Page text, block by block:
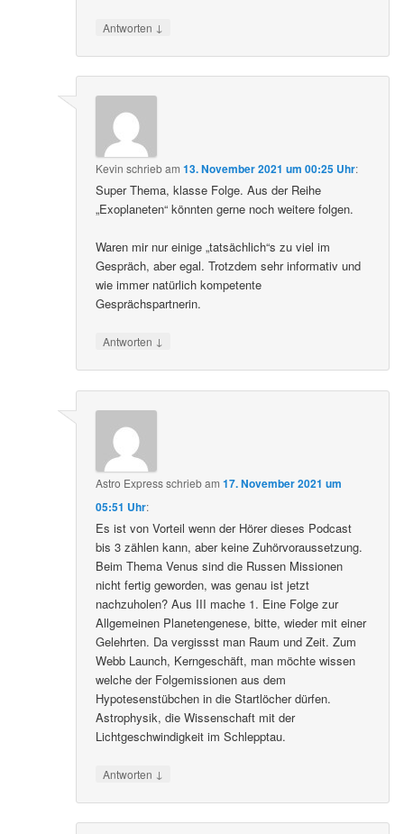
Antworten ↓
Kevin schriebam13. November 2021 um 00:25 Uhr:
Super Thema, klasse Folge. Aus der Reihe
„Exoplaneten“ könnten gerne noch weitere folgen.
Waren mir nur einige „tatsächlich“s zu viel im
Gespräch, aber egal. Trotzdem sehr informativ und
wie immer natürlich kompetente
Gesprächspartnerin.
Antworten ↓
Astro Expressschriebam17. November 2021 um
05:51 Uhr:
Es ist von Vorteil wenn der Hörer dieses Podcast
bis 3 zählen kann, aber keine Zuhörvoraussetzung.
Beim Thema Venus sind die Russen Missionen
nicht fertig geworden, was genau ist jetzt
nachzuholen? Aus III mache 1. Eine Folge zur
Allgemeinen Planetengenese, bitte, wieder mit einer
Gelehrten. Da vergissst man Raum und Zeit. Zum
Webb Launch, Kerngeschäft, man möchte wissen
welche der Folgemissionen aus dem
Hypotesenstübchen in die Startlöcher dürfen.
Astrophysik, die Wissenschaft mit der
Lichtgeschwindigkeit im Schlepptau.
Antworten ↓